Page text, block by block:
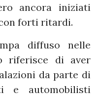
ancora iniziati
forti ritardi.
diffuso nelle
riferisce di aver
da parte di
e automobilisti